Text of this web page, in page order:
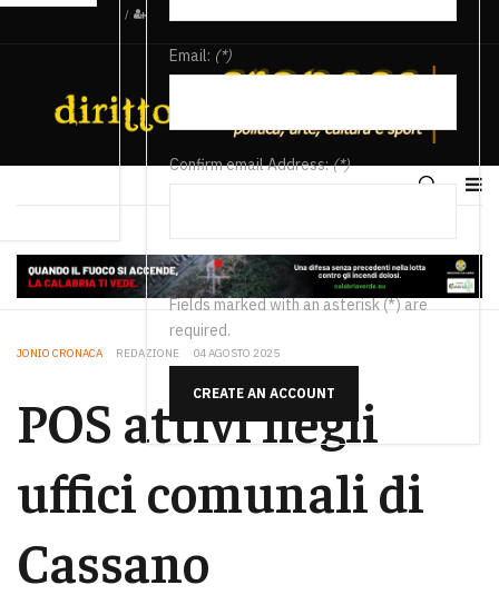
/
Email: (*)
Confirm email Address:(*)
Fields marked with an asterisk (*) are
required.
CREATE AN ACCOUNT
JONIO CRONACA REDAZIONE 04 AGOSTO 2025
POS attivi negli
uffici comunali di
Cassano